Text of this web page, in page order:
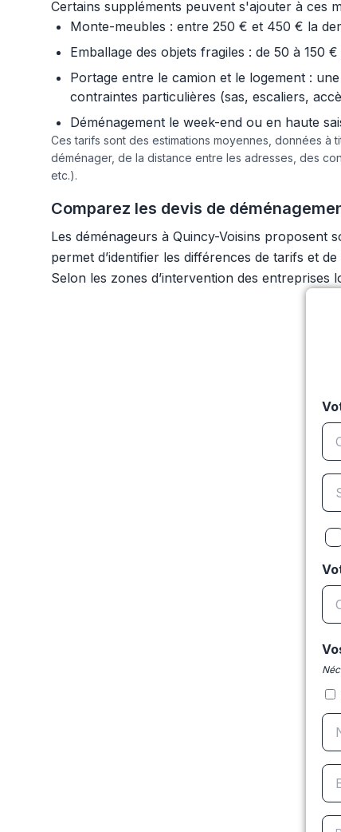
Certains suppléments peuvent s'ajouter à ces
Monte-meubles : entre 250 € et 450 € la
Emballage des objets fragiles : de 50 à 150 €
Portage entre le camion et le logement :
contraintes particulières (sas, escaliers,
Déménagement le week-end ou en haute
Ces tarifs sont des estimations moyennes, données
déménager, de la distance entre les adresses, des
etc.).
Comparez les devis de
Les déménageurs à Quincy-Voisins proposent
permet d’identifier les différences de tarifs et
Selon les zones d’intervention des entreprises